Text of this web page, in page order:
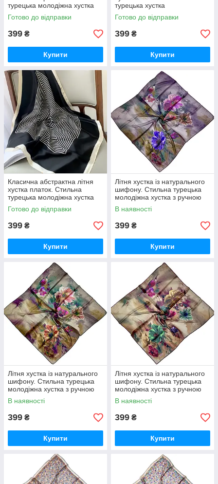
турецька молодіжна хустка
Готово до відправки
399 ₴
Купити
турецька хустка
Готово до відправки
399 ₴
Купити
Класична абстрактна літня
хустка платок. Стильна
турецька молодіжна хустка
Готово до відправки
399 ₴
Купити
Літня хустка із натурального
шифону. Стильна турецька
молодіжна хустка з ручною
підшивкою Синьо-Рожево-
сірий
В наявності
399 ₴
Купити
Літня хустка із натурального
шифону. Стильна турецька
молодіжна хустка з ручною
підшивкою Жовтогаряче —
Сіро-коричневий
В наявності
399 ₴
Купити
Літня хустка із натурального
шифону. Стильна турецька
молодіжна хустка з ручною
підшивкою Зелено- Бордово-
коричневий
В наявності
399 ₴
Купити